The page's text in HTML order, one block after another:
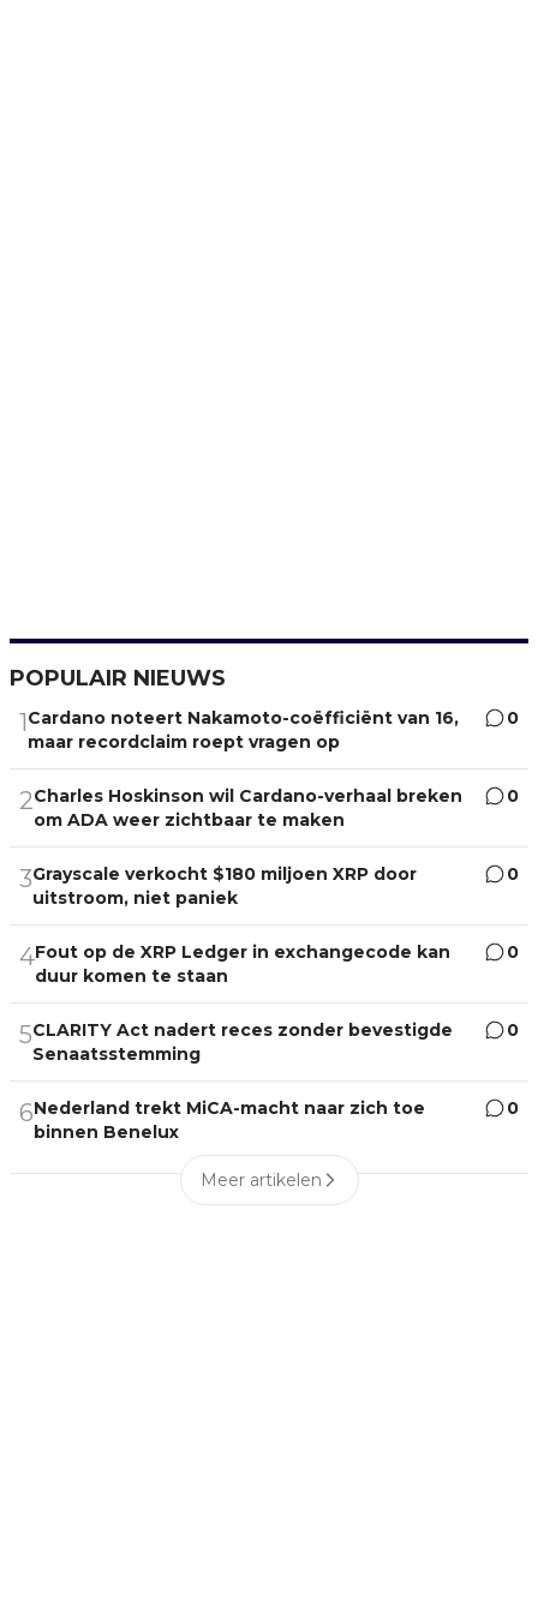
POPULAIR NIEUWS
1Cardano noteert Nakamoto-coëfficiënt van 16,
maar recordclaim roept vragen op
0
2Charles Hoskinson wil Cardano-verhaal breken
om ADA weer zichtbaar te maken
0
3Grayscale verkocht $180 miljoen XRP door
uitstroom, niet paniek
0
4Fout op de XRP Ledger in exchangecode kan
duur komen te staan
0
5CLARITY Act nadert reces zonder bevestigde
Senaatsstemming
0
6Nederland trekt MiCA-macht naar zich toe
binnen Benelux
0
Meer artikelen